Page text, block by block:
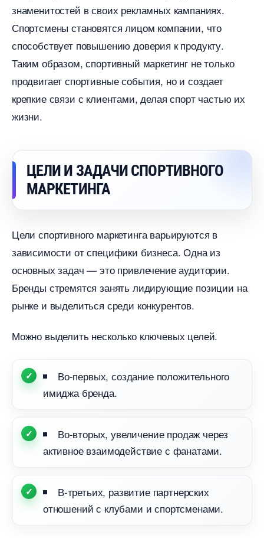
знаменитостей в своих рекламных кампаниях.
Спортсмены становятся лицом компании, что
способствует повышению доверия к продукту.
Таким образом, спортивный маркетинг не только
продвигает спортивные события, но и создает
крепкие связи с клиентами, делая спорт частью их
жизни.
ЦЕЛИ И ЗАДАЧИ СПОРТИВНОГО
МАРКЕТИНГА
Цели спортивного маркетинга варьируются
зависимости от специфики бизнеса. Одна из
основных задач — это привлечение аудитории.
Бренды стремятся занять лидирующие позиции на
рынке и выделиться среди конкурентов.
Можно выделить несколько ключевых целей.
о-первых, создание положительного
имиджа бренда.
о-вторых, увеличение продаж через
активное взаимодействие с фанатами.
-третьих, развитие партнерских
отношений с клубами и спортсменами.